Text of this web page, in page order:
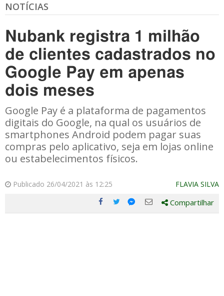
NOTÍCIAS
Nubank registra 1 milhão
de clientes cadastrados no
Google Pay em apenas
dois meses
Google Pay é a plataforma de pagamentos
digitais do Google, na qual os usuários de
smartphones Android podem pagar suas
compras pelo aplicativo, seja em lojas online
ou estabelecimentos físicos.
Publicado 26/04/2021 às 12:25 FLAVIA SILVA
Compartilhe
Compartilhe
Compartilhe
Compartilhe
Compartilhar